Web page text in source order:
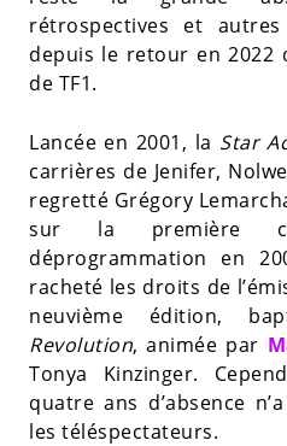
rétrospectives et
depuis le retour en 2022
de TF1.
Lancée en 2001, la Star
carrières de Jenifer,
regretté Grégory
sur la première
déprogrammation en
racheté les droits de
neuvième édition,
Revolution, animée par
Tonya Kinzinger.
quatre ans d’absence
les téléspectateurs.